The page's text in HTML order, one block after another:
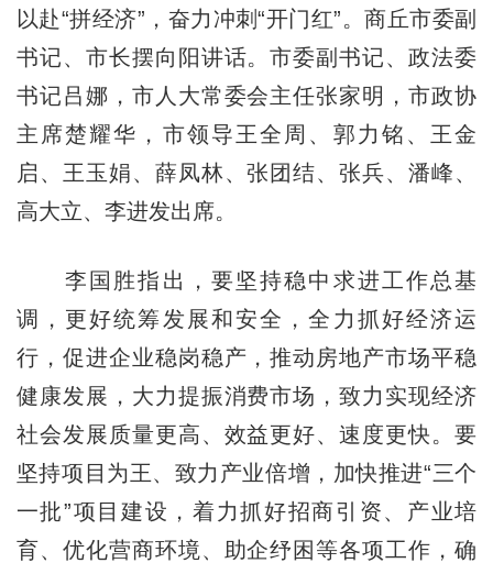
以赴“拼经济”，奋力冲刺“开门红”。商丘市委副
书记、市长摆向阳讲话。市委副书记、政法委
书记吕娜，市人大常委会主任张家明，市政协
主席楚耀华，市领导王全周、郭力铭、王金
启、王玉娟、薛凤林、张团结、张兵、潘峰、
高大立、李进发出席。
李国胜指出，要坚持稳中求进工作总基
调，更好统筹发展和安全，全力抓好经济运
行，促进企业稳岗稳产，推动房地产市场平稳
健康发展，大力提振消费市场，致力实现经济
社会发展质量更高、效益更好、速度更快。要
坚持项目为王、致力产业倍增，加快推进“三个
一批”项目建设，着力抓好招商引资、产业培
育、优化营商环境、助企纾困等各项工作，确